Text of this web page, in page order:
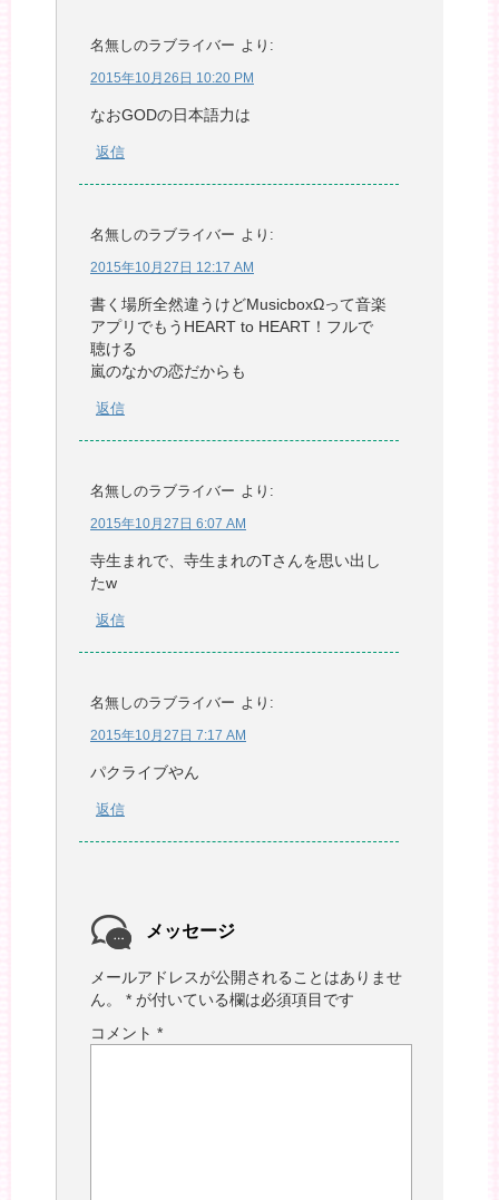
名無しのラブライバー より:
2015年10月26日 10:20 PM
なおGODの日本語力は
返信
名無しのラブライバー より:
2015年10月27日 12:17 AM
書く場所全然違うけどMusicboxΩって音楽
アプリでもうHEART to HEART！フルで
聴ける
嵐のなかの恋だからも
返信
名無しのラブライバー より:
2015年10月27日 6:07 AM
寺生まれで、寺生まれのTさんを思い出し
たw
返信
名無しのラブライバー より:
2015年10月27日 7:17 AM
パクライブやん
返信
メッセージ
メールアドレスが公開されることはありませ
ん。
* が付いている欄は必須項目です
コメント *